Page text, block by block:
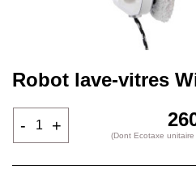
Robot lave-vitres
(Dont Ecotaxe
- +